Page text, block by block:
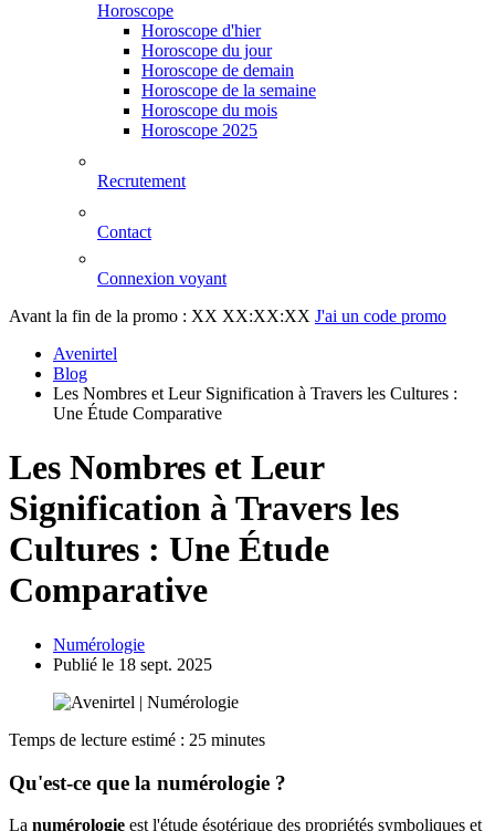
Horoscope
Horoscope d'hier
Horoscope du jour
Horoscope de demain
Horoscope de la semaine
Horoscope du mois
Horoscope 2025
Recrutement
Contact
Connexion voyant
Avant la fin de la promo : XX XX:XX:XX J'ai un code promo
Avenirtel
Blog
Les Nombres et Leur Signification à Travers les Cultures :
Une Étude Comparative
Les Nombres et Leur
Signification à Travers les
Cultures : Une Étude
Comparative
Numérologie
Publié le 18 sept. 2025
Temps de lecture estimé : 25 minutes
Qu'est-ce que la numérologie ?
La numérologie est l'étude ésotérique des propriétés symboliques et